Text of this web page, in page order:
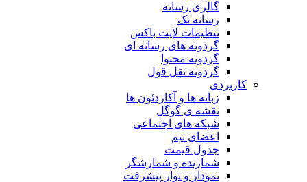
گالری رسانه
رسانه تک
تنظیمات لایت باکس
گردونه های رسانه ای
گردونه محتوا
گردونه نقل قول
کاربردی
زبانه ها و آکاردئون ها
نقشه ی گوگل
شبکه های اجتماعی
اعضای تیم
جدول قیمت
شمارنده و شمارشگر
نمودار و نوار پیشرفت